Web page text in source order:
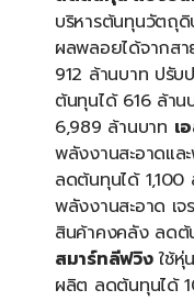
บริหารต้นทุนวัตถุ
ผลพลอยได้จากส
912 ล้านบาท ปรับ
ต้นทุนได้ 616 ล้าน
6,989 ล้านบาท เ
พลังงานสะอาดแล
ลดต้นทุนได้ 1,100
พลังงานสะอาด เ
สินค้าคงคลัง ลดต้
สมาร์ทลีฟวิงใช้หุ่
ผลิต ลดต้นทุนได้